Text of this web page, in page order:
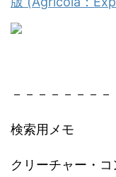
－－－－－－－－
検索用メモ
クリーチャー・